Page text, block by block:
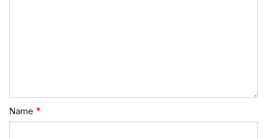
Name *